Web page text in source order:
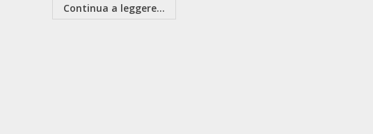
Continua a leggere...